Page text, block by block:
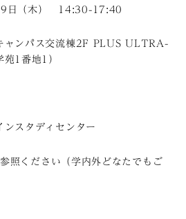
日（木） 14:30-17:40
ンパス交流棟2F PLUS ULTRA-
苑1番地1）
スタディセンター
照ください（学内外どなたでもご